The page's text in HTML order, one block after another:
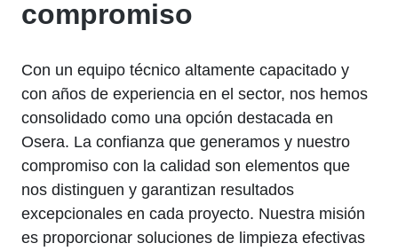
compromiso
Con un equipo técnico altamente capacitado y
con años de experiencia en el sector, nos hemos
consolidado como una opción destacada en
Osera. La confianza que generamos y nuestro
compromiso con la calidad son elementos que
nos distinguen y garantizan resultados
excepcionales en cada proyecto. Nuestra misión
es proporcionar soluciones de limpieza efectivas